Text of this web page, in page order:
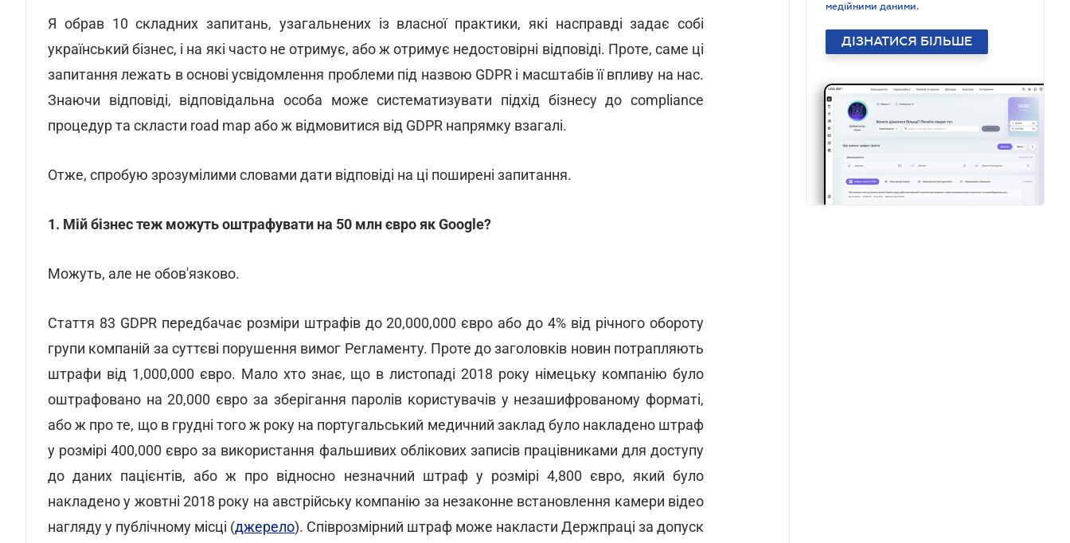
Я обрав 10 складних запитань, узагальнених із власної практики, які насправді задає собі
український бізнес, і на які часто не отримує, або ж отримує недостовірні відповіді. Проте, саме ці
запитання лежать в основі усвідомлення проблеми під назвою GDPR і масштабів її впливу на нас.
Знаючи відповіді, відповідальна особа може систематизувати підхід бізнесу до compliance
процедур та скласти road map або ж відмовитися від GDPR напрямку взагалі.
Отже, спробую зрозумілими словами дати відповіді на ці поширені запитання.
1. Мій бізнес теж можуть оштрафувати на 50 млн євро як Google?
Можуть, але не обов'язково.
Стаття 83 GDPR передбачає розміри штрафів до 20,000,000 євро або до 4% від річного обороту
групи компаній за суттєві порушення вимог Регламенту. Проте до заголовків новин потрапляють
штрафи від 1,000,000 євро. Мало хто знає, що в листопаді 2018 року німецьку компанію було
оштрафовано на 20,000 євро за зберігання паролів користувачів у незашифрованому форматі,
або ж про те, що в грудні того ж року на португальський медичний заклад було накладено штраф
у розмірі 400,000 євро за використання фальшивих облікових записів працівниками для доступу
до даних пацієнтів, або ж про відносно незначний штраф у розмірі 4,800 євро, який було
накладено у жовтні 2018 року на австрійську компанію за незаконне встановлення камери відео
нагляду у публічному місці (джерело). Співрозмірний штраф може накласти Держпраці за допуск
медійними даними.
ДІЗНАТИСЯ БІЛЬШЕ